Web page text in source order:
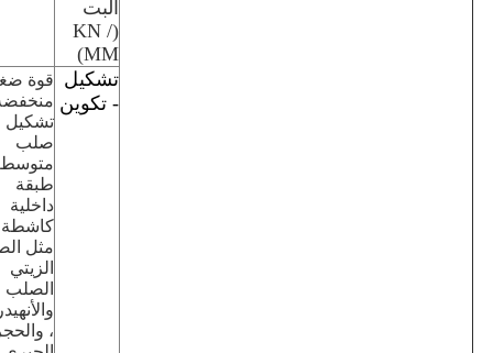
البت
(KN /
MM)
تشكيل
- تكوين
قوة
تشكيل
صلب
طبقة
داخلية
كاشطة
مثل
الزيتي
الصلب
،